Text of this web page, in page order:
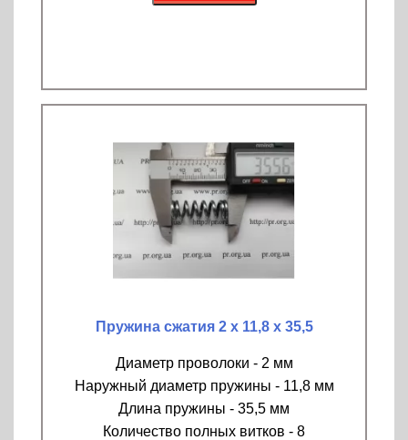
Пружина сжатия 2 х 11,8 х 35,5
Диаметр проволоки - 2 мм
Наружный диаметр пружины - 11,8 мм
Длина пружины - 35,5 мм
Количество полных витков - 8